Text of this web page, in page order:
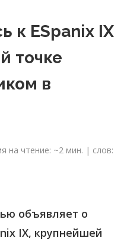
к ESpanix IX
точке
в
на чтение: ~2 мин. | слов:
объявляет о
IX, крупнейшей